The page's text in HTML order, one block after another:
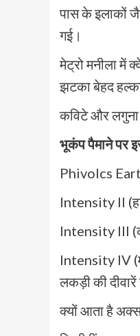
पास के इलाकों
गई।
मेट्रो मनीला में
झटका बेहद
कविटे और लगुना
भूकंप पैमाने पर
Phivolcs
Intensity II
Intensity III
Intensity IV
लकड़ी की
क्यों आता है